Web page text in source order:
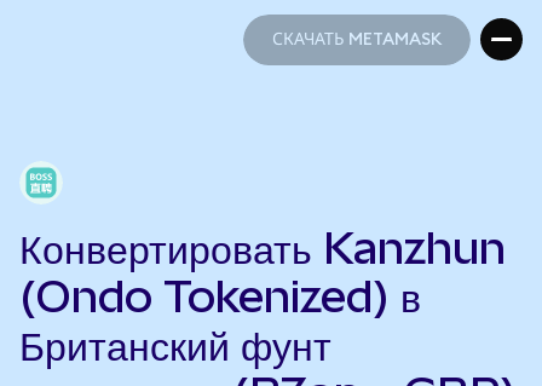
СКАЧАТЬ METAMASK
Конвертировать Kanzhun
(Ondo Tokenized) в
Британский фунт